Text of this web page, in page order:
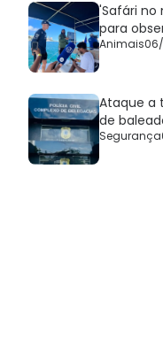
'Safári no
para
Animais
Ataque a
de
Segurança